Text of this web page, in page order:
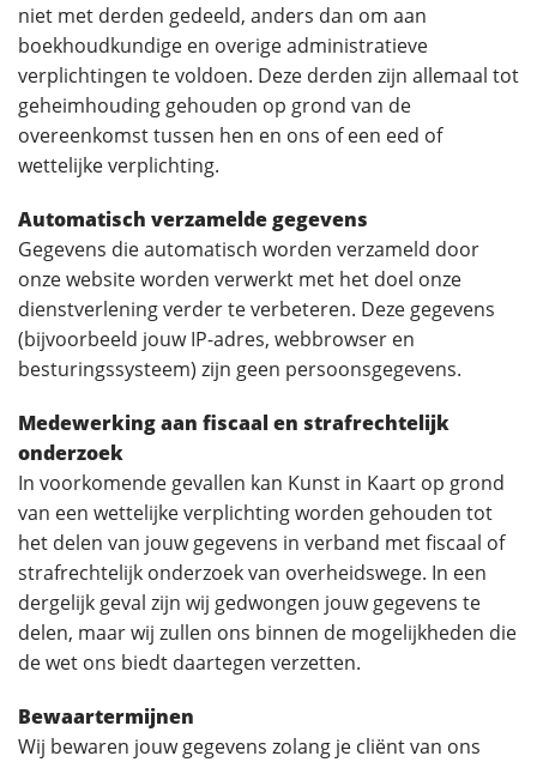
niet met derden gedeeld, anders dan om aan
boekhoudkundige en overige administratieve
verplichtingen te voldoen. Deze derden zijn allemaal tot
geheimhouding gehouden op grond van de
overeenkomst tussen hen en ons of een eed of
wettelijke verplichting.
Automatisch verzamelde gegevens
Gegevens die automatisch worden verzameld door
onze website worden verwerkt met het doel onze
dienstverlening verder te verbeteren. Deze gegevens
(bijvoorbeeld jouw IP-adres, webbrowser en
besturingssysteem) zijn geen persoonsgegevens.
Medewerking aan fiscaal en strafrechtelijk
onderzoek
In voorkomende gevallen kan Kunst in Kaart op grond
van een wettelijke verplichting worden gehouden tot
het delen van jouw gegevens in verband met fiscaal of
strafrechtelijk onderzoek van overheidswege. In een
dergelijk geval zijn wij gedwongen jouw gegevens te
delen, maar wij zullen ons binnen de mogelijkheden die
de wet ons biedt daartegen verzetten.
Bewaartermijnen
Wij bewaren jouw gegevens zolang je cliënt van ons